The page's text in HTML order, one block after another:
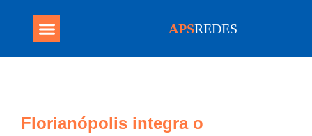
APSREDES
Florianópolis integra o